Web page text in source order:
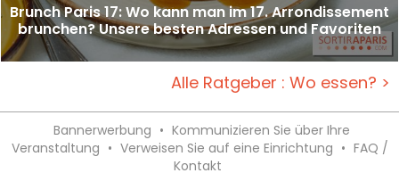
Brunch Paris 17: Wo kann man im 17. Arrondissement
brunchen? Unsere besten Adressen und Favoriten
Alle Ratgeber : Wo essen? >
Bannerwerbung • Kommunizieren Sie über Ihre
Veranstaltung • Verweisen Sie auf eine Einrichtung • FAQ /
Kontakt